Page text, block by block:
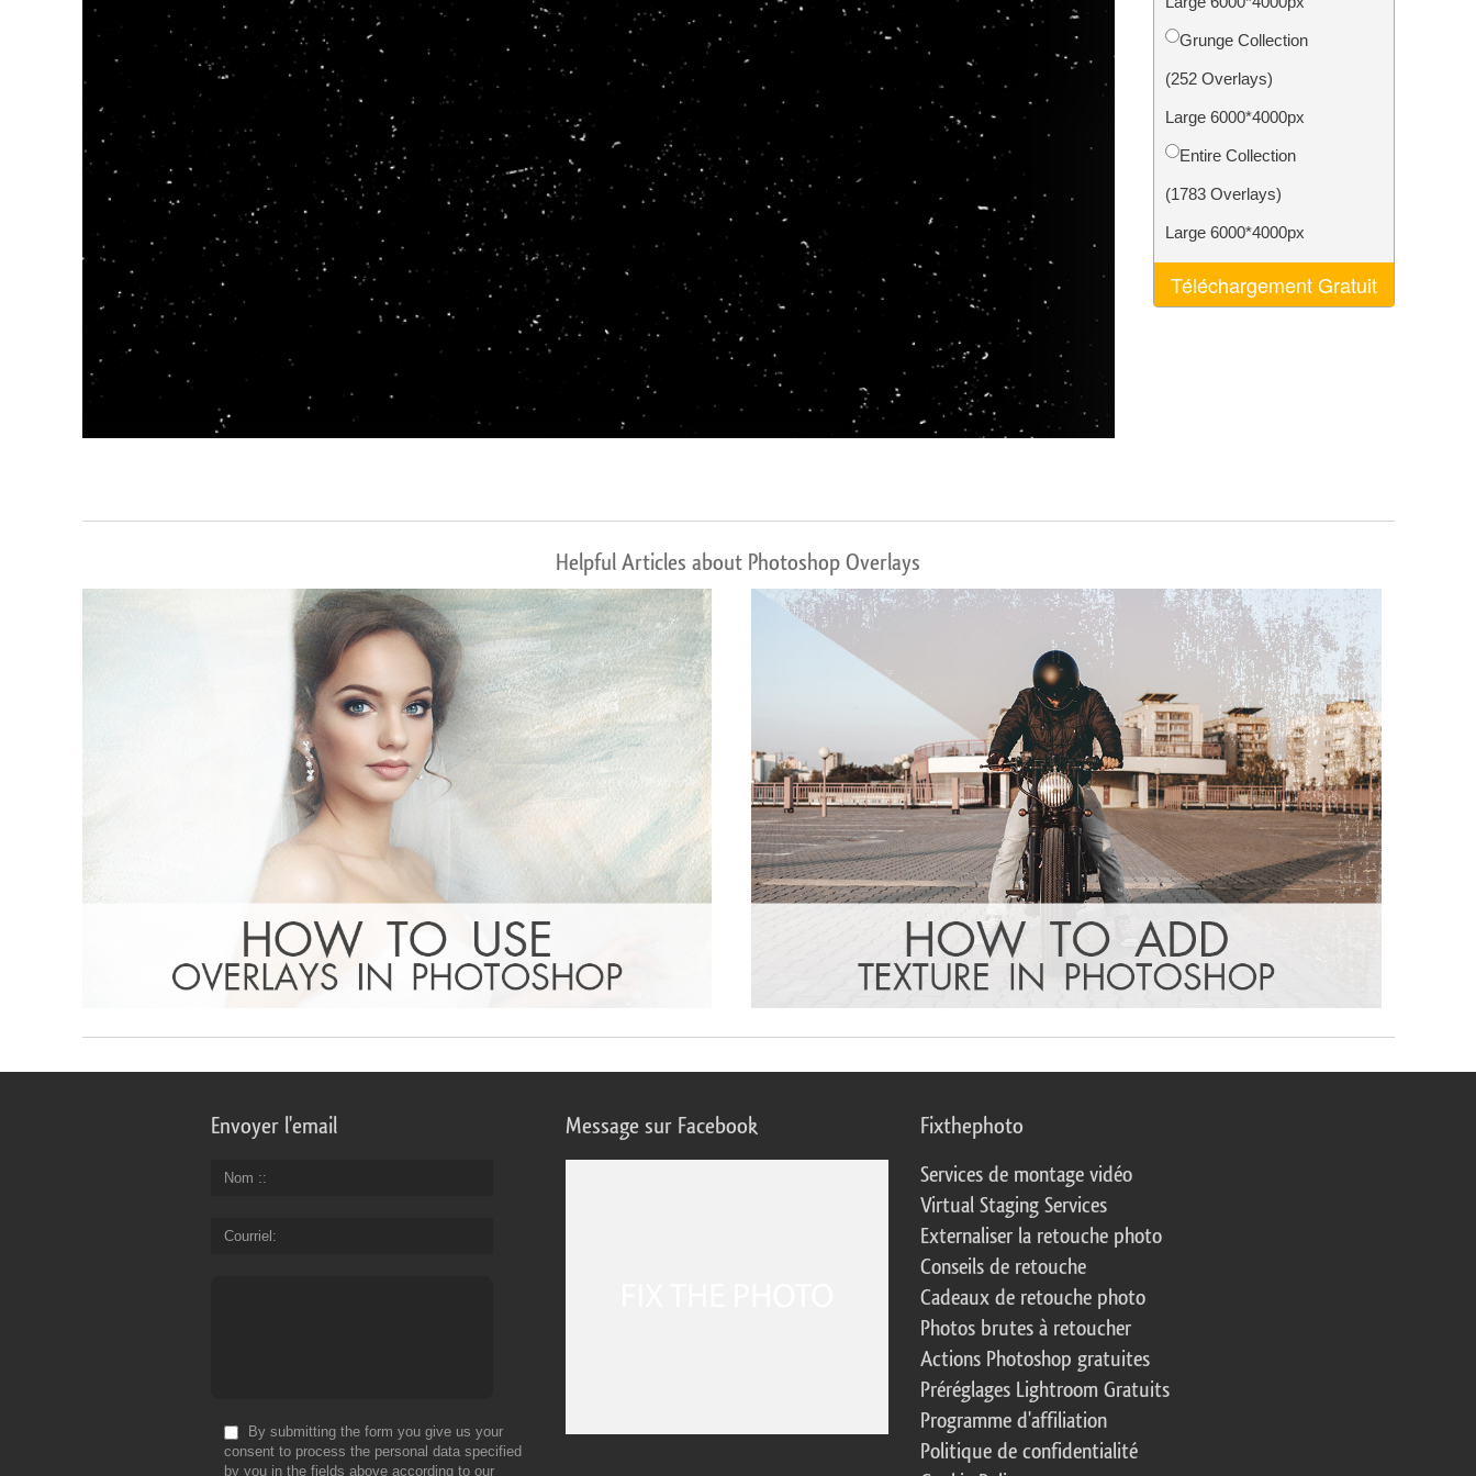
Services de retouche de produits Services de retouche de bijoux Données d'Entraînement IA
Grunge Collection
(252 Overlays)
Large 6000*4000px
Entire Collection
(1783 Overlays)
Large 6000*4000px
Téléchargement Gratuit
Helpful Articles about Photoshop Overlays
Envoyer l'email
Nom :
Courriel
By submitting the form you give us your
consent to process the personal data specified
by you in the fields above according to our
Message sur Facebook Fixthephoto
Services de montage vidéo
Virtual Staging Services
Externaliser la retouche photo
Conseils de retouche
Cadeaux de retouche photo
Photos brutes à retoucher
Actions Photoshop gratuites
Préréglages Lightroom Gratuits
Programme d'affiliation
Politique de confidentialité